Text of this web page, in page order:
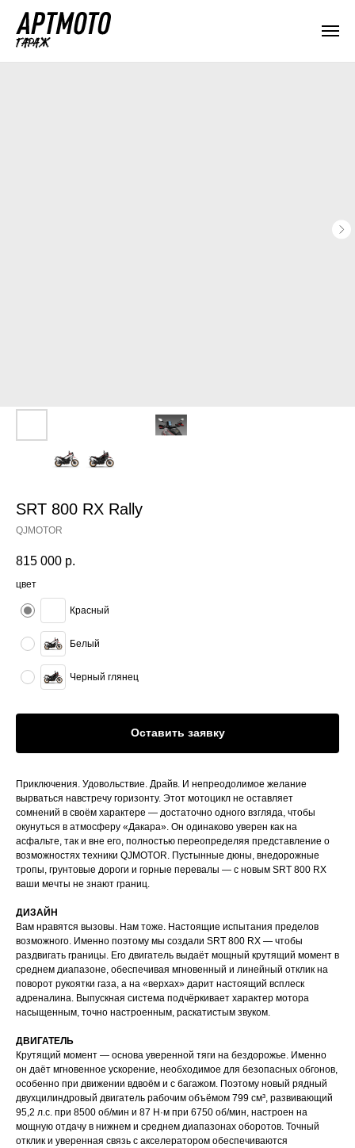
SRT 800 RX Rally
QJMOTOR
815 000 р.
цвет
Красный
Белый
Черный глянец
Оставить заявку
Приключения. Удовольствие. Драйв. И непреодолимое желание
вырваться навстречу горизонту. Этот мотоцикл не оставляет
сомнений в своём характере — достаточно одного взгляда, чтобы
окунуться в атмосферу «Дакара». Он одинаково уверен как на
асфальте, так и вне его, полностью переопределяя представление о
возможностях техники QJMOTOR. Пустынные дюны, внедорожные
тропы, грунтовые дороги и горные перевалы — с новым SRT 800 RX
ваши мечты не знают границ.
ДИЗАЙН
Вам нравятся вызовы. Нам тоже. Настоящие испытания пределов
возможного. Именно поэтому мы создали SRT 800 RX — чтобы
раздвигать границы. Его двигатель выдаёт мощный крутящий момент в
среднем диапазоне, обеспечивая мгновенный и линейный отклик на
поворот рукоятки газа, а на «верхах» дарит настоящий всплеск
адреналина. Выпускная система подчёркивает характер мотора
насыщенным, точно настроенным, раскатистым звуком.
ДВИГАТЕЛЬ
Крутящий момент — основа уверенной тяги на бездорожье. Именно
он даёт мгновенное ускорение, необходимое для безопасных обгонов,
особенно при движении вдвоём и с багажом. Поэтому новый рядный
двухцилиндровый двигатель рабочим объёмом 799 см³, развивающий
95,2 л.с. при 8500 об/мин и 87 Н·м при 6750 об/мин, настроен на
мощную отдачу в нижнем и среднем диапазонах оборотов. Точный
отклик и уверенная связь с акселератором обеспечиваются